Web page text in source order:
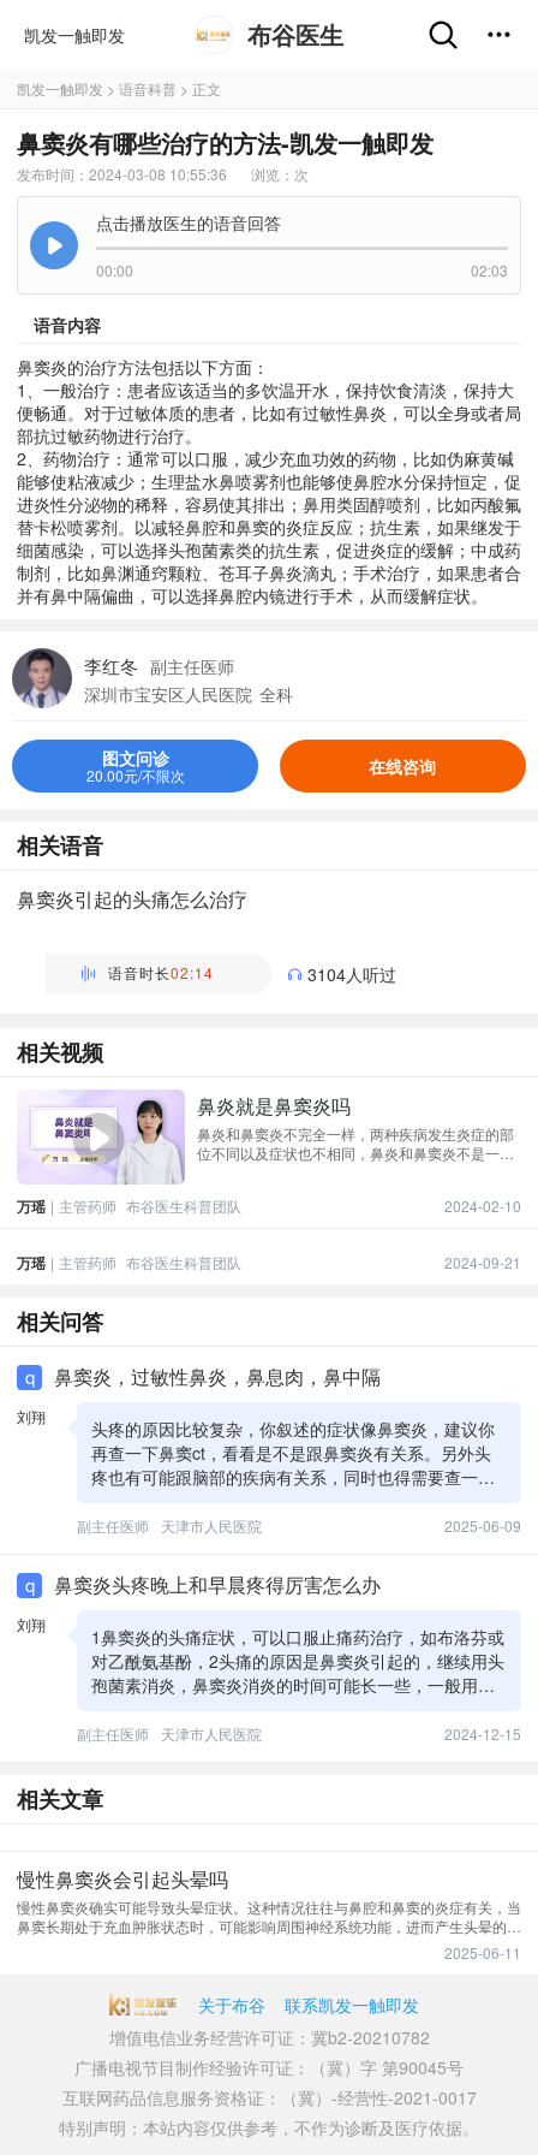
凯发一触即发 布谷医生
凯发一触即发 > 语音科普 > 正文
鼻窦炎有哪些治疗的方法-凯发一触即发
发布时间：2024-03-08 10:55:36 浏览： 次
点击播放医生的语音回答
00:00 02:03
语音内容
鼻窦炎的治疗方法包括以下方面：
1、一般治疗：患者应该适当的多饮温开水，保持饮食清淡，保持大
便畅通。对于过敏体质的患者，比如有过敏性鼻炎，可以全身或者局
部抗过敏药物进行治疗。
2、药物治疗：通常可以口服，减少充血功效的药物，比如伪麻黄碱
能够使粘液减少；生理盐水鼻喷雾剂也能够使鼻腔水分保持恒定，促
进炎性分泌物的稀释，容易使其排出；鼻用类固醇喷剂，比如丙酸氟
替卡松喷雾剂。以减轻鼻腔和鼻窦的炎症反应；抗生素，如果继发于
细菌感染，可以选择头孢菌素类的抗生素，促进炎症的缓解；中成药
制剂，比如鼻渊通窍颗粒、苍耳子鼻炎滴丸；手术治疗，如果患者合
并有鼻中隔偏曲，可以选择鼻腔内镜进行手术，从而缓解症状。
李红冬 副主任医师
深圳市宝安区人民医院 全科
图文问诊
20.00元/不限次 在线咨询
相关语音
鼻窦炎引起的头痛怎么治疗
语音时长02:14 3104人听过
相关视频
鼻炎就是鼻窦炎吗
鼻炎和鼻窦炎不完全一样，两种疾病发生炎症的部
位不同以及症状也不相同，鼻炎和鼻窦炎不是一回
症，当然这两者相互是有联系的。鼻炎有单纯性鼻
万瑶 | 主管药师 布谷医生科普团队 2024-02-10
万瑶 | 主管药师 布谷医生科普团队 2024-09-21
相关问答
q 鼻窦炎，过敏性鼻炎，鼻息肉，鼻中隔
刘翔
头疼的原因比较复杂，你叙述的症状像鼻窦炎，建议你
再查一下鼻窦ct，看看是不是跟鼻窦炎有关系。另外头
疼也有可能跟脑部的疾病有关系，同时也得需要查一个
于血管性的原因(比如缺血），或者是神经性头疼，再有
成头疼，得需要具体再查一下原因，然后具体原因具体
分析，再具体治疗。
副主任医师 天津市人民医院 2025-06-09
q 鼻窦炎头疼晚上和早晨疼得厉害怎么办
刘翔
1鼻窦炎的头痛症状，可以口服止痛药治疗，如布洛芬或
对乙酰氨基酚，2头痛的原因是鼻窦炎引起的，继续用头
孢菌素消炎，鼻窦炎消炎的时间可能长一些，一般用药
重，可以输液消炎，3建议加氨溴索口服液，用布地奈德
副主任医师 天津市人民医院 2024-12-15
相关文章
慢性鼻窦炎会引起头晕吗
慢性鼻窦炎确实可能导致头晕症状。这种情况往往与鼻腔和鼻窦的炎症有关，当
鼻窦长期处于充血肿胀状态时，可能影响周围神经系统功能，进而产生头晕的不
适感。鼻窦是位于面部骨骼中的空腔，与鼻腔相连。当发生慢性炎症时，黏膜持
2025-06-11
关于布谷
联系凯发一触即发
增值电信业务经营许可证：冀b2-20210782
广播电视节目制作经验许可证：（冀）字 第90045号
互联网药品信息服务资格证：（冀）-经营性-2021-0017
特别声明：本站内容仅供参考，不作为诊断及医疗依据。